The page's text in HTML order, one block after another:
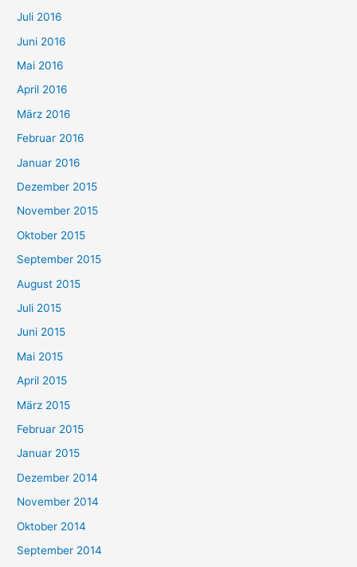
Juli 2016
Juni 2016
Mai 2016
April 2016
März 2016
Februar 2016
Januar 2016
Dezember 2015
November 2015
Oktober 2015
September 2015
August 2015
Juli 2015
Juni 2015
Mai 2015
April 2015
März 2015
Februar 2015
Januar 2015
Dezember 2014
November 2014
Oktober 2014
September 2014